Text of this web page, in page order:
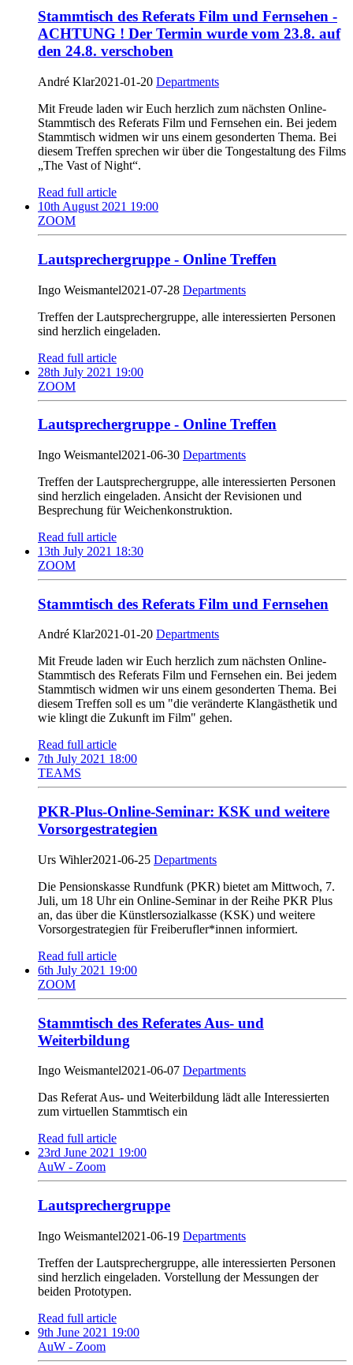
Stammtisch des Referats Film und Fernsehen -
ACHTUNG ! Der Termin wurde vom 23.8. auf
den 24.8. verschoben
André Klar2021-01-20 Departments
Mit Freude laden wir Euch herzlich zum nächsten Online-
Stammtisch des Referats Film und Fernsehen ein. Bei jedem
Stammtisch widmen wir uns einem gesonderten Thema. Bei
diesem Treffen sprechen wir über die Tongestaltung des Films
„The Vast of Night“.
Read full article
10th August 2021 19:00
ZOOM
Lautsprechergruppe - Online Treffen
Ingo Weismantel2021-07-28 Departments
Treffen der Lautsprechergruppe, alle interessierten Personen
sind herzlich eingeladen.
Read full article
28th July 2021 19:00
ZOOM
Lautsprechergruppe - Online Treffen
Ingo Weismantel2021-06-30 Departments
Treffen der Lautsprechergruppe, alle interessierten Personen
sind herzlich eingeladen. Ansicht der Revisionen und
Besprechung für Weichenkonstruktion.
Read full article
13th July 2021 18:30
ZOOM
Stammtisch des Referats Film und Fernsehen
André Klar2021-01-20 Departments
Mit Freude laden wir Euch herzlich zum nächsten Online-
Stammtisch des Referats Film und Fernsehen ein. Bei jedem
Stammtisch widmen wir uns einem gesonderten Thema. Bei
diesem Treffen soll es um "die veränderte Klangästhetik und
wie klingt die Zukunft im Film" gehen.
Read full article
7th July 2021 18:00
TEAMS
PKR-Plus-Online-Seminar: KSK und weitere
Vorsorgestrategien
Urs Wihler2021-06-25 Departments
Die Pensionskasse Rundfunk (PKR) bietet am Mittwoch, 7.
Juli, um 18 Uhr ein Online-Seminar in der Reihe PKR Plus
an, das über die Künstlersozialkasse (KSK) und weitere
Vorsorgestrategien für Freiberufler*innen informiert.
Read full article
6th July 2021 19:00
ZOOM
Stammtisch des Referates Aus- und
Weiterbildung
Ingo Weismantel2021-06-07 Departments
Das Referat Aus- und Weiterbildung lädt alle Interessierten
zum virtuellen Stammtisch ein
Read full article
23rd June 2021 19:00
AuW - Zoom
Lautsprechergruppe
Ingo Weismantel2021-06-19 Departments
Treffen der Lautsprechergruppe, alle interessierten Personen
sind herzlich eingeladen. Vorstellung der Messungen der
beiden Prototypen.
Read full article
9th June 2021 19:00
AuW - Zoom